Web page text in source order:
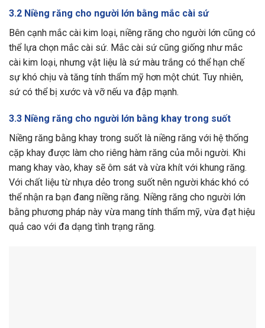
3.2 Niềng răng cho người lớn bằng mắc cài sứ
Bên cạnh mắc cài kim loại, niềng răng cho người lớn cũng có
thể lựa chọn mắc cài sứ. Mắc cài sứ cũng giống như mắc
cài kim loại, nhưng vật liệu là sứ màu trắng có thể hạn chế
sự khó chịu và tăng tính thẩm mỹ hơn một chút. Tuy nhiên,
sứ có thể bị xước và vỡ nếu va đập mạnh.
3.3 Niềng răng cho người lớn bằng khay trong suốt
Niềng răng bằng khay trong suốt là niềng răng với hệ thống
cặp khay được làm cho riêng hàm răng của mỗi người. Khi
mang khay vào, khay sẽ ôm sát và vừa khít với khung răng.
Với chất liệu từ nhựa dẻo trong suốt nên người khác khó có
thể nhận ra bạn đang niềng răng. Niềng răng cho người lớn
bằng phương pháp này vừa mang tính thẩm mỹ, vừa đạt hiệu
quả cao với đa dạng tình trạng răng.